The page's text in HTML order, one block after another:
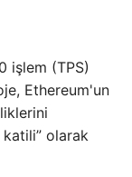
işlem (TPS)
Ethereum'un
olarak